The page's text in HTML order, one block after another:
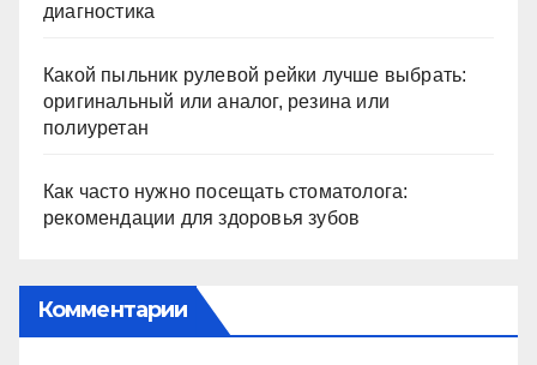
диагностика
Какой пыльник рулевой рейки лучше выбрать:
оригинальный или аналог, резина или
полиуретан
Как часто нужно посещать стоматолога:
рекомендации для здоровья зубов
Комментарии